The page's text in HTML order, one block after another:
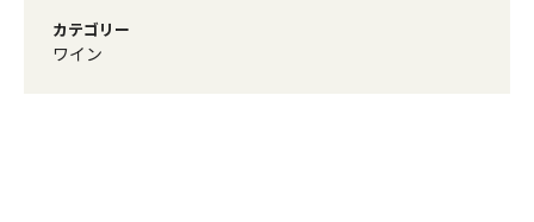
カテゴリー
ワイン